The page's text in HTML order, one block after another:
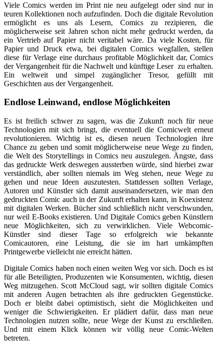
Viele Comics werden im Print nie neu aufgelegt oder sind nur in
teuren Kollektionen noch aufzufinden. Doch die digitale Revolution
ermöglicht es uns als Lesern, Comics zu rezipieren, die
möglicherweise seit Jahren schon nicht mehr gedruckt werden, da
ein Vertrieb auf Papier nicht veritabel wäre. Da viele Kosten, für
Papier und Druck etwa, bei digitalen Comics wegfallen, stellen
diese für Verlage eine durchaus profitable Möglichkeit dar, Comics
der Vergangenheit für die Nachwelt und künftige Leser zu erhalten.
Ein weltweit und simpel zugänglicher Tresor, gefüllt mit
Geschichten aus der Vergangenheit.
Endlose Leinwand, endlose Möglichkeiten
Es ist freilich schwer zu sagen, was die Zukunft noch für neue
Technologien mit sich bringt, die eventuell die Comicwelt erneut
revolutionieren. Wichtig ist es, diesen neuen Technologien ihre
Chance zu geben und somit möglicherweise neue Wege zu finden,
die Welt des Storytellings in Comics neu auszulegen. Ängste, dass
das gedruckte Werk deswegen aussterben würde, sind hierbei zwar
verständlich, aber sollten niemals im Weg stehen, neue Wege zu
gehen und neue Ideen auszutesten. Stattdessen sollten Verlage,
Autoren und Künstler sich damit auseinandersetzen, wie man den
gedruckten Comic auch in der Zukunft erhalten kann, in Koexistenz
mit digitalen Werken. Bücher sind schließlich nicht verschwunden,
nur weil E-Books existieren. Und Digitale Comics geben Künstlern
neue Möglichkeiten, sich zu verwirklichen. Viele Webcomic-
Künstler sind dieser Tage so erfolgreich wie bekannte
Comicautoren, eine Leistung, die sie im hart umkämpften
Printgewerbe vielleicht nie erreicht hätten.
Digitale Comics haben noch einen weiten Weg vor sich. Doch es ist
für alle Beteiligten, Produzenten wie Konsumenten, wichtig, diesen
Weg mitzugehen. Scott McCloud sagt, wir sollten digitale Comics
mit anderen Augen betrachten als ihre gedruckten Gegenstücke.
Doch er bleibt dabei optimistisch, sieht die Möglichkeiten und
weniger die Schwierigkeiten. Er plädiert dafür, dass man neue
Technologien nutzen sollte, neue Wege der Kunst zu erschließen.
Und mit einem Klick können wir völlig neue Comic-Welten
betreten.